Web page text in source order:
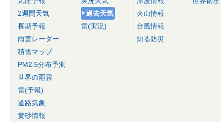
2週間天気
長期予報
雨雲レーダー
積雪マップ
PM2.5分布予測
世界の雨雲
雷(予報)
道路気象
黄砂情報
過去天気
雷(実況)
火山情報
台風情報
知る防災